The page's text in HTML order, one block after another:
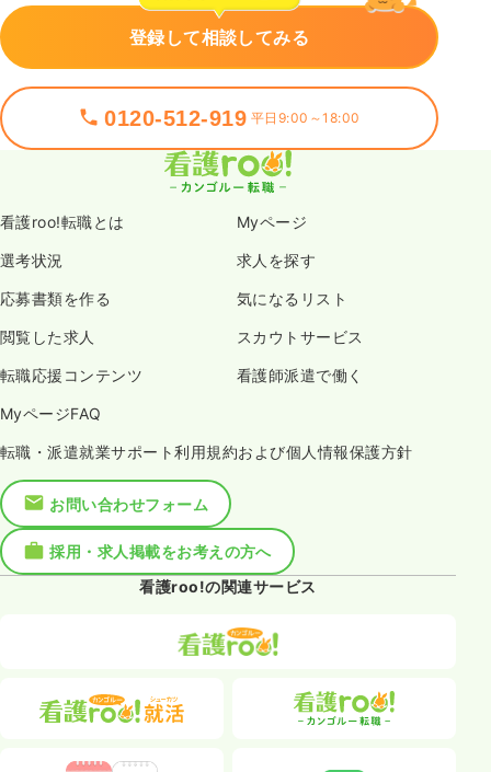
登録して相談してみる
0120-512-919 平日9:00～18:00
看護roo!転職とは Myページ
選考状況 求人を探す
応募書類を作る 気になるリスト
閲覧した求人 スカウトサービス
転職応援コンテンツ 看護師派遣で働く
MyページFAQ
転職・派遣就業サポート利用規約および個人情報保護方針
お問い合わせフォーム
採用・求人掲載をお考えの方へ
看護roo!の関連サービス